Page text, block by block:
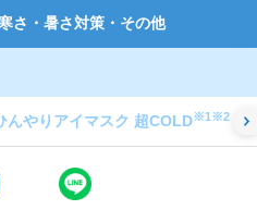
さ・暑さ対策・その他
んやりアイマスク 超COLD※1※2